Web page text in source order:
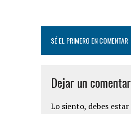
SÉ EL PRIMERO EN COMENTAR
Dejar un
Lo siento, debes estar